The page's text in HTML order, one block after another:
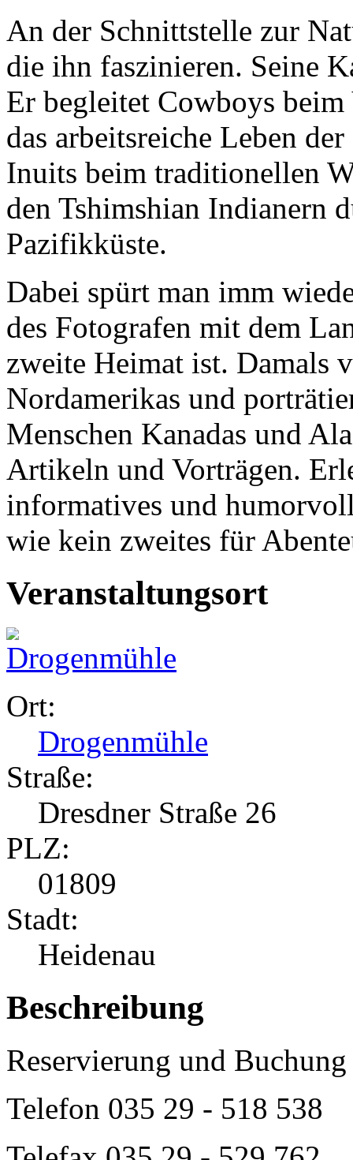
An der Schnittstelle zur
die ihn faszinieren. Seine
Er begleitet Cowboys
das arbeitsreiche Leben
Inuits beim traditionellen
den Tshimshian Indianern
Pazifikküste.
Dabei spürt man imm
des Fotografen mit dem
zweite Heimat ist. Damals
Nordamerikas und
Menschen Kanadas und
Artikeln und Vorträgen.
informatives und
wie kein zweites für
Veranstaltungsort
Ort:
Drogenmühle
Straße:
Dresdner Straße 26
PLZ:
01809
Stadt:
Heidenau
Beschreibung
Reservierung und
Telefon 035 29 - 518 538